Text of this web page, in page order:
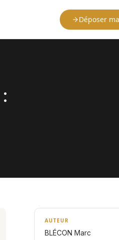
Déposer
AUTEUR
BLÉCON Marc